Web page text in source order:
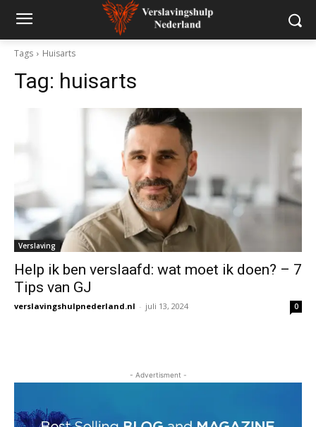
Tags Huisarts
Tag: huisarts
Verslaving
Help ik ben verslaafd: wat moet ik doen? – 7
Tips van GJ
verslavingshulpnederland.nl - juli 13, 2024 0
- Advertisment -